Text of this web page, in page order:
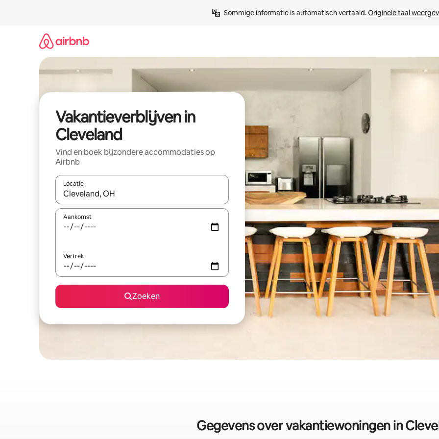
Sommige informatie is automatisch vertaald. Originele taal
Vakantieverblijven in
Cleveland
Vind en boek bijzondere accommodaties op
Airbnb
Locatie
Wanneer er resultaten beschikbaar zijn, maak je een keuze met je de pijltjestoetsen omhoog en omlaag, óf door te
Aankomst
Vertrek
Zoeken
Gegevens over vakantiewoningen in